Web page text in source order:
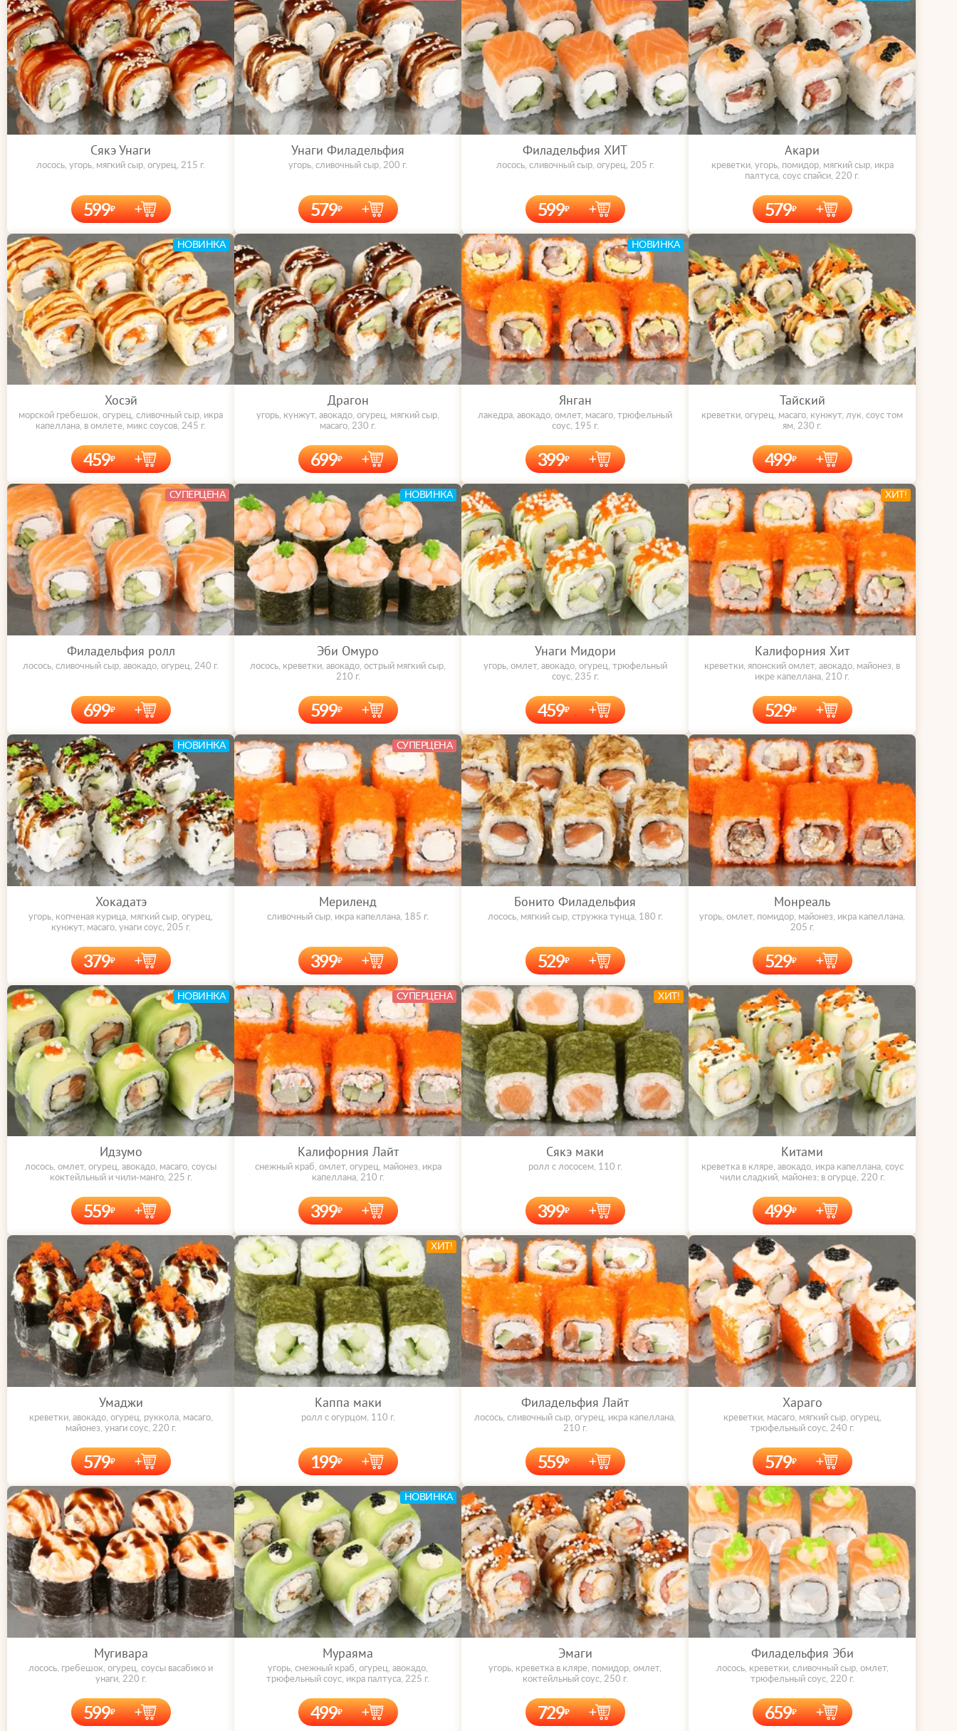
Сякэ Унаги
лосось, угорь, мягкий сыр, огурец, 215 г.
599
Унаги Филадельфия
угорь, сливочный сыр, 200 г.
579
Филадельфия ХИТ
лосось, сливочный сыр, огурец, 205 г.
599
Акари
креветки, угорь, помидор, мягкий сыр, икра
палтуса, соус спайси, 220 г.
579
Хосэй
морской гребешок, огурец, сливочный сыр, икра
капеллана, в омлете, микс соусов, 245 г.
459
НОВИНКА
Драгон
угорь, кунжут, авокадо, огурец, мягкий сыр,
масаго, 230 г.
699
Янган
лакедра, авокадо, омлет, масаго, трюфельный
соус, 195 г.
399
НОВИНКА
Тайский
креветки, огурец, масаго, кунжут, лук, соус том
ям, 230 г.
499
Филадельфия ролл
лосось, сливочный сыр, авокадо, огурец, 240 г.
699
СУПЕРЦЕНА
Эби Омуро
лосось, креветки, авокадо, острый мягкий сыр,
210 г.
599
НОВИНКА
Унаги Мидори
угорь, омлет, авокадо, огурец, трюфельный
соус, 235 г.
459
Калифорния Хит
креветки, японский омлет, авокадо, майонез, в
икре капеллана, 210 г.
529
ХИТ!
Хокадатэ
угорь, копченая курица, мягкий сыр, огурец,
кунжут, масаго, унаги соус, 205 г.
379
НОВИНКА
Мериленд
сливочный сыр, икра капеллана, 185 г.
399
СУПЕРЦЕНА
Бонито Филадельфия
лосось, мягкий сыр, стружка тунца, 180 г.
529
Монреаль
угорь, омлет, помидор, майонез, икра капеллана,
205 г.
529
Идзумо
лосось, омлет, огурец, авокадо, масаго, соусы
коктейльный и чили-манго, 225 г.
559
НОВИНКА
Калифорния Лайт
снежный краб, омлет, огурец, майонез, икра
капеллана, 210 г.
399
СУПЕРЦЕНА
Сякэ маки
ролл с лососем, 110 г.
399
ХИТ!
Китами
креветка в кляре, авокадо, икра капеллана, соус
чили сладкий, майонез; в огурце, 220 г.
499
Умаджи
креветки, авокадо, огурец, руккола, масаго,
майонез, унаги соус, 220 г.
579
Каппа маки
ролл с огурцом, 110 г.
199
ХИТ!
Филадельфия Лайт
лосось, сливочный сыр, огурец, икра капеллана,
210 г.
559
Хараго
креветки, масаго, мягкий сыр, огурец,
трюфельный соус, 240 г.
579
Мугивара
лосось, гребешок, огурец, соусы васабико и
унаги, 220 г.
599
Мураяма
угорь, снежный краб, огурец, авокадо,
трюфельный соус, икра палтуса, 225 г.
499
НОВИНКА
Эмаги
угорь, креветка в кляре, помидор, омлет,
коктейльный соус, 250 г.
729
Филадельфия Эби
лосось, креветки, сливочный сыр, омлет,
трюфельный соус, 220 г.
659